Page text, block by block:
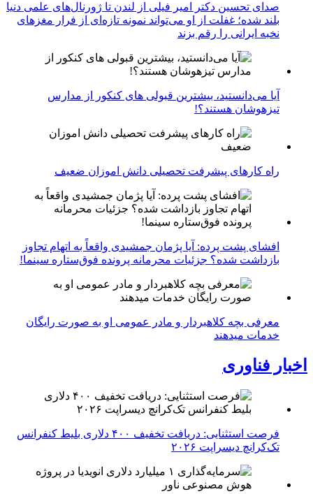
صدای تحسین دکتر امیر فیلی از لندن تا ژورنال‌های علمی دنیا
بلند شده؛ غفلت از او می‌تواند نمونه تازه‌ای از فرار مغزهای
نخبه ایرانی را رقم بزند
آیا می‌دانستید، بیشترین قبولی های کنکور از مدارس
تیزهوشان هستند؟!
راه کارهای پیشرفت تحصیلی دانش اموزان ضعیف
افشای پشت پرده: آیا پژمان جمشیدی واقعاً به اتهام تجاوز
بازداشت شده؟ جزئیات محرمانه پرونده فوق‌ستاره سینما!
معرفی بچه کلاهبردار و مادر عمومی او به صورت رایگان
خدمات میدهند
اخبار فناوری
فرصت استثنایی: دریافت تخفیف ۴۰۰ دلاری بلیط کنفرانس
تک‌کرانچ دیسراپت ۲۰۲۶